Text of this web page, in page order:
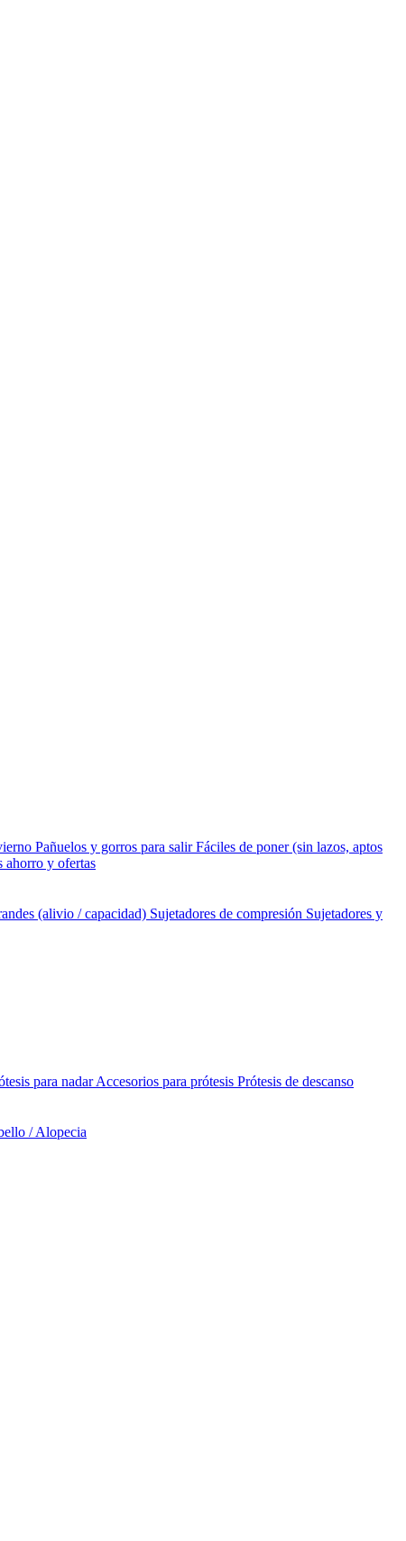
Pañuelos y gorros para salirFáciles de poner (sin lazos, aptos
ahorro y ofertas
(alivio / capacidad) Sujetadores de compresión Sujetadores y
para nadarAccesorios para prótesis Prótesis de descanso
/ Alopecia